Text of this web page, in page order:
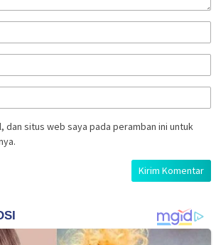
dan situs web saya pada peramban ini untuk